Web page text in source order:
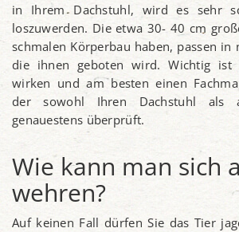
in Ihrem Dachstuhl, wird es sehr
loszuwerden. Die etwa 30- 40 cm
schmalen Körperbau haben, passen in
die ihnen geboten wird. Wichtig ist
wirken und am besten einen
der sowohl Ihren Dachstuhl als
genauestens überprüft.
Wie kann man sich
wehren?
Auf keinen Fall dürfen Sie das Tier